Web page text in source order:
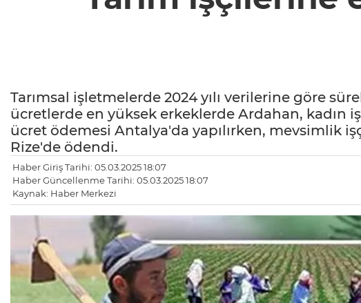
Tarımsal işletmelerde 2024 yılı verilerine göre
ücretlerde en yüksek erkeklerde Ardahan, kadın
ücret ödemesi Antalya'da yapılırken, mevsimlik
Rize'de ödendi.
Haber Giriş Tarihi: 05.03.2025 18:07
Haber Güncellenme Tarihi: 05.03.2025 18:07
Kaynak: Haber Merkezi